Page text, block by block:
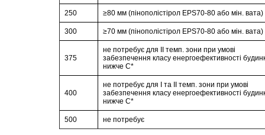
250 ≥80 мм (пінополістірол EPS70-80 або мін. вата)
300 ≥70 мм (пінополістірол EPS70-80 або мін. вата)
375
не потребує для II темп. зони при умові
забезпечення класу енергоефективності
нижче С*
400
не потребує для I та II темп. зони при умові
забезпечення класу енергоефективності
нижче С*
500 не потребує